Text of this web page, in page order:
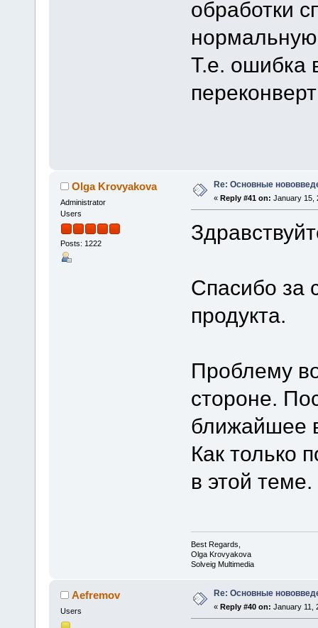
обработки
нормальную
Т.е. ошибка
Olga Krovyakova
Administrator
Users
Posts: 1222
Re: Основные
« Reply #41 on: January 15,
Спасибо за
продукта.
Проблему
стороне.
ближайшее
Как только
в этой теме.
Best Regards,
Olga Krovyakova
Solveig Multimedia
Aefremov
Users
Re: Основные
« Reply #40 on: January 11,